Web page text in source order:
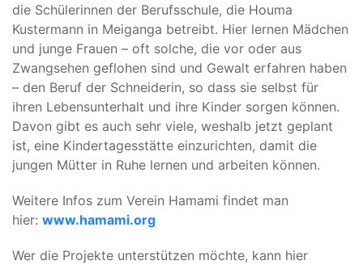
die Schülerinnen der Berufsschule, die Houma
Kustermann in Meiganga betreibt. Hier lernen Mädchen
und junge Frauen – oft solche, die vor oder aus
Zwangsehen geflohen sind und Gewalt erfahren haben
– den Beruf der Schneiderin, so dass sie selbst für
ihren Lebensunterhalt und ihre Kinder sorgen können.
Davon gibt es auch sehr viele, weshalb jetzt geplant
ist, eine Kindertagesstätte einzurichten, damit die
jungen Mütter in Ruhe lernen und arbeiten können.
Weitere Infos zum Verein Hamami findet man
hier: www.hamami.org
Wer die Projekte unterstützen möchte, kann hier